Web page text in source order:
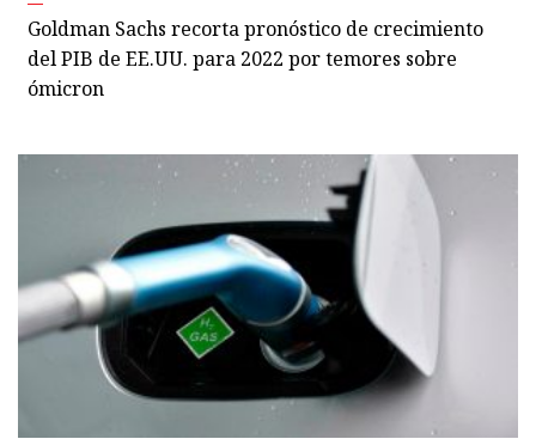
Goldman Sachs recorta pronóstico de crecimiento
del PIB de EE.UU. para 2022 por temores sobre
ómicron